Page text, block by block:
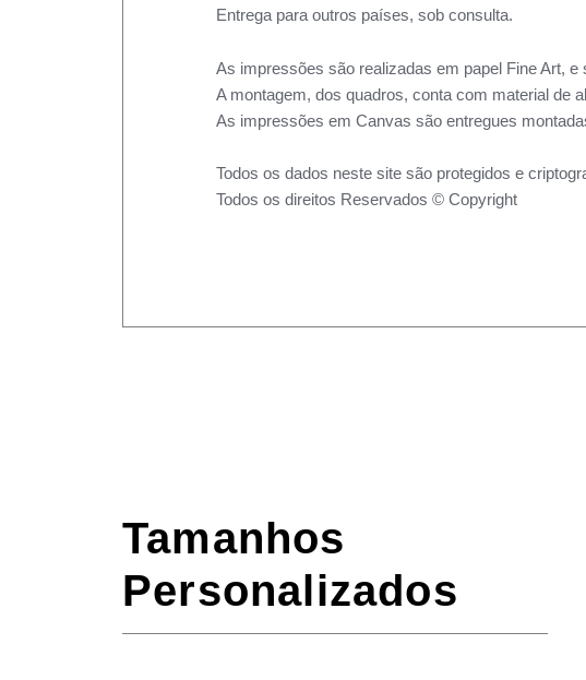
Entrega para outros países, sob consulta.
As impressões são realizadas em papel Fine Art,
A montagem, dos quadros, conta com material de
As impressões em Canvas são entregues
Todos os dados neste site são protegidos e
Todos os direitos Reservados © Copyright
Tamanhos
Personalizados